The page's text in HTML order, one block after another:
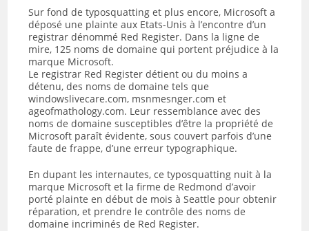
Sur fond de typosquatting et plus encore, Microsoft a
déposé une plainte aux Etats-Unis à l’encontre d’un
registrar dénommé Red Register. Dans la ligne de
mire, 125 noms de domaine qui portent préjudice à la
marque Microsoft.
Le registrar Red Register détient ou du moins a
détenu, des noms de domaine tels que
windowslivecare.com, msnmesnger.com et
ageofmathology.com. Leur ressemblance avec des
noms de domaine susceptibles d’être la propriété de
Microsoft paraît évidente, sous couvert parfois d’une
faute de frappe, d’une erreur typographique.
En dupant les internautes, ce typosquatting nuit à la
marque Microsoft et la firme de Redmond d’avoir
porté plainte en début de mois à Seattle pour obtenir
réparation, et prendre le contrôle des noms de
domaine incriminés de Red Register.